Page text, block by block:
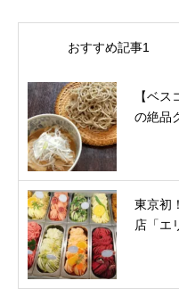
おすすめ記事1
【ベ
の絶品
東京初
店「エ